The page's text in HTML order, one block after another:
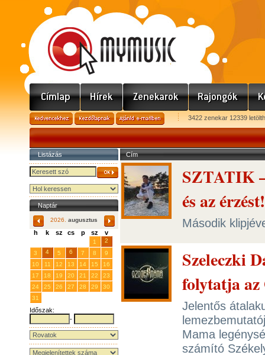
3422 zenekar 12339
Listázás
Naptár
2026. augusztus
h k sz cs p sz v
1
2
3
4 5 6 7 8
9
10
11 12 13 14 15
16
17
18 19 20 21 22
23
24
25 26 27 28 29
30
31
Időszak:
-
Cím
SZTATIK
és az érzést!
Második
Szeleczki
folytatja az
Jelentős
Mama
számító